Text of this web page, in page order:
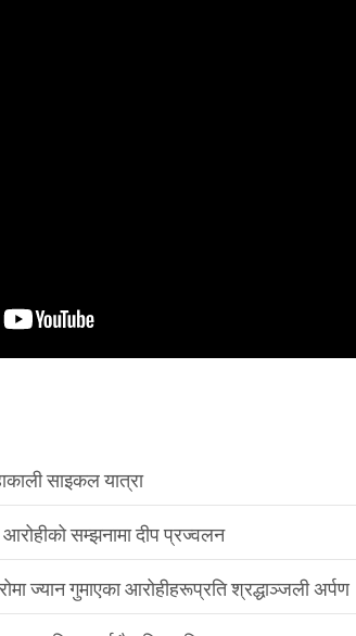
साइकल यात्रा
आरोहीको सम्झनामा दीप प्रज्वलन
ज्यान गुमाएका आरोहीहरूप्रति श्रद्धाञ्जली अर्पण